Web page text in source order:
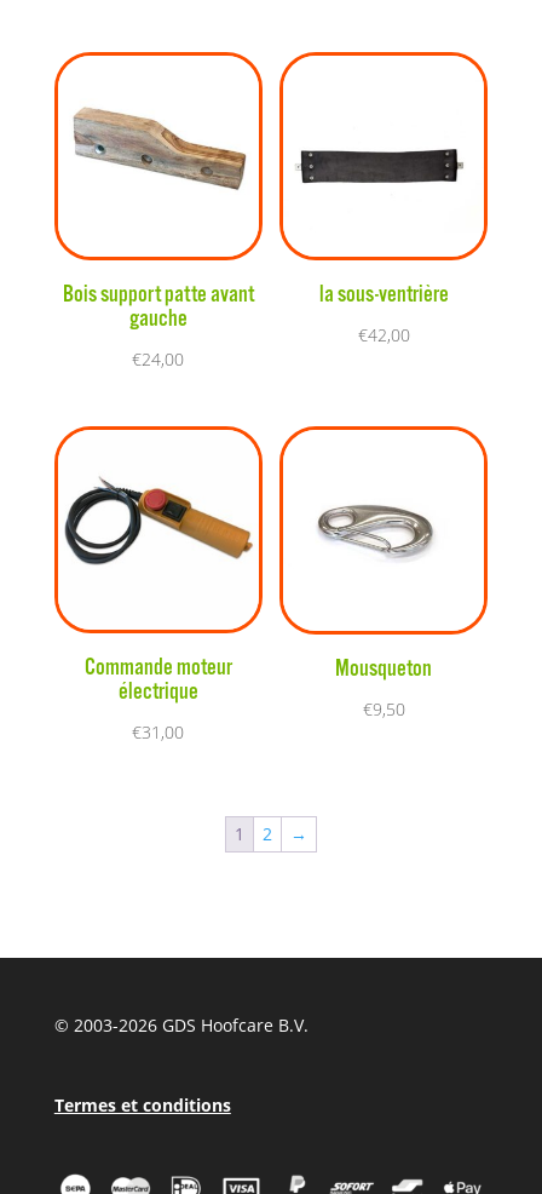
Bois support patte avant
gauche
€24,00
la sous-ventrière
€42,00
Commande moteur
électrique
€31,00
Mousqueton
€9,50
1 2 →
© 2003-2026 GDS Hoofcare B.V.
Termes et conditions